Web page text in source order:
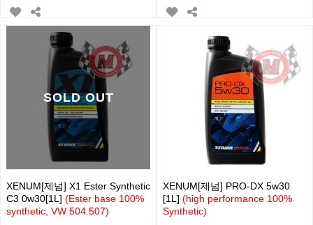
SOLD OUT
XENUM[제넘] X1 Ester Synthetic
C3 0w30[1L] (Ester base 100%
synthetic, VW 504.507)
XENUM[제넘] PRO-DX 5w30
[1L] (high performance 100%
Synthetic)